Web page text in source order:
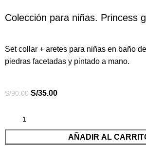
Colección para niñas. Princess
Set collar + aretes para niñas en baño
piedras facetadas y pintado a mano.
S/90.00 S/35.00
AÑADIR AL